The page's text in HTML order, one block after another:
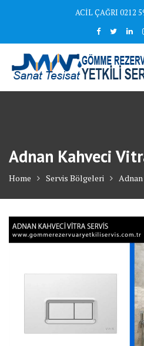
ACİL ÇAĞRI 0212
Adnan Kahveci
Home Servis Bölgeleri